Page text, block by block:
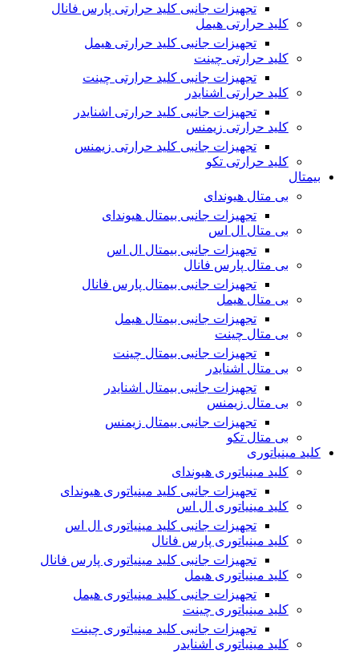
تجهیزات جانبی کلید حرارتی پارس فانال
کلید حرارتی هیمل
تجهیزات جانبی کلید حرارتی هیمل
کلید حرارتی چینت
تجهیزات جانبی کلید حرارتی چینت
کلید حرارتی اشنایدر
تجهیزات جانبی کلید حرارتی اشنایدر
کلید حرارتی زیمنس
تجهیزات جانبی کلید حرارتی زیمنس
کلید حرارتی تکو
بیمتال
بی متال هیوندای
تجهیزات جانبی بیمتال هیوندای
بی متال ال اس
تجهیزات جانبی بیمتال ال اس
بی متال پارس فانال
تجهیزات جانبی بیمتال پارس فانال
بی متال هیمل
تجهیزات جانبی بیمتال هیمل
بی متال چینت
تجهیزات جانبی بیمتال چینت
بی متال اشنایدر
تجهیزات جانبی بیمتال اشنایدر
بی متال زیمنس
تجهیزات جانبی بیمتال زیمنس
بی متال تکو
کلید مینیاتوری
کلید مینیاتوری هیوندای
تجهیزات جانبی کلید مینیاتوری هیوندای
کلید مینیاتوری ال اس
تجهیزات جانبی کلید مینیاتوری ال اس
کلید مینیاتوری پارس فانال
تجهیزات جانبی کلید مینیاتوری پارس فانال
کلید مینیاتوری هیمل
تجهیزات جانبی کلید مینیاتوری هیمل
کلید مینیاتوری چینت
تجهیزات جانبی کلید مینیاتوری چینت
کلید مینیاتوری اشنایدر